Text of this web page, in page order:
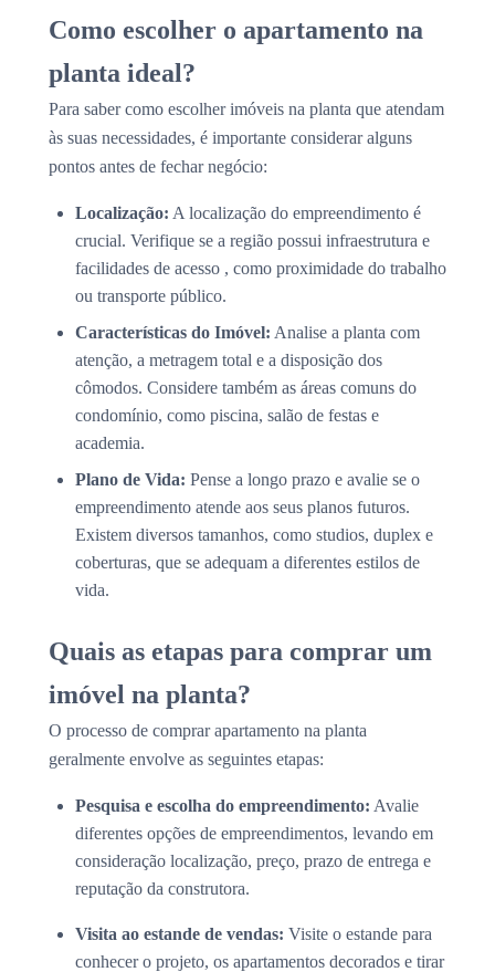
Como escolher o apartamento na
planta ideal?
Para saber como escolher imóveis na planta que atendam
às suas necessidades, é importante considerar alguns
pontos antes de fechar negócio:
Localização: A localização do empreendimento é
crucial. Verifique se a região possui infraestrutura e
facilidades de acesso , como proximidade do trabalho
ou transporte público.
Características do Imóvel: Analise a planta com
atenção, a metragem total e a disposição dos
cômodos. Considere também as áreas comuns do
condomínio, como piscina, salão de festas e
academia.
Plano de Vida: Pense a longo prazo e avalie se o
empreendimento atende aos seus planos futuros.
Existem diversos tamanhos, como studios, duplex e
coberturas, que se adequam a diferentes estilos de
vida.
Quais as etapas para comprar um
imóvel na planta?
O processo de comprar apartamento na planta
geralmente envolve as seguintes etapas:
Pesquisa e escolha do empreendimento: Avalie
diferentes opções de empreendimentos, levando em
consideração localização, preço, prazo de entrega e
reputação da construtora.
Visita ao estande de vendas: Visite o estande para
conhecer o projeto, os apartamentos decorados e tirar